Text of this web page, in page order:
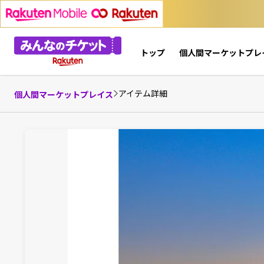
トップ 個人間マーケットプレ
個人間マーケットプレイス アイテム詳細